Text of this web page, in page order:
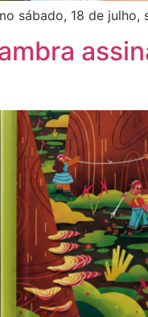
sábado, 18 de